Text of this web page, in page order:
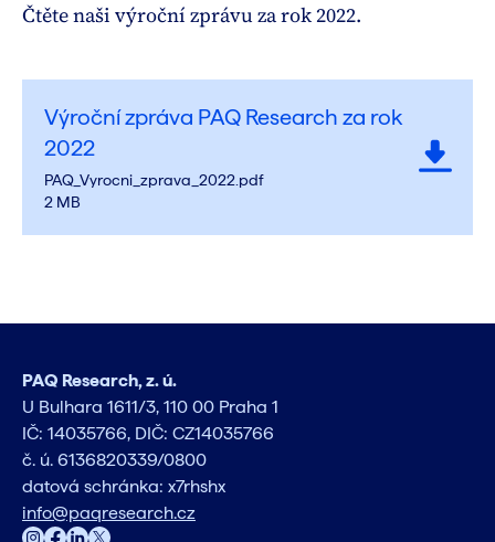
Čtěte naši výroční zprávu za rok 2022.
Výroční zpráva PAQ Research za rok
2022
PAQ_Vyrocni_zprava_2022.pdf
2 MB
PAQ Research, z. ú.
U Bulhara 1611/3, 110 00 Praha 1
IČ: 14035766, DIČ: CZ14035766
č. ú. 6136820339/0800
datová schránka: x7rhshx
info@paqresearch.cz